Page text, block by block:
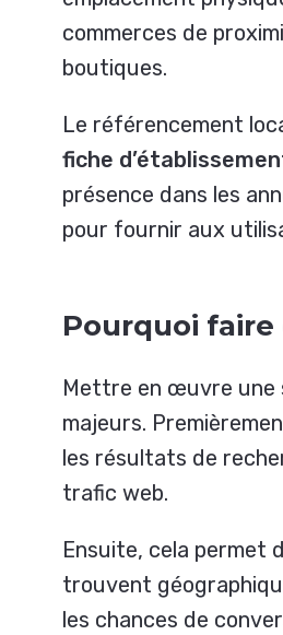
commerces de
boutiques.
Le référencement
fiche
présence dans les
pour fournir aux
Pourquoi
Mettre en œuvre une
majeurs.
les résultats de
trafic web.
Ensuite, cela permet
trouvent
les chances de